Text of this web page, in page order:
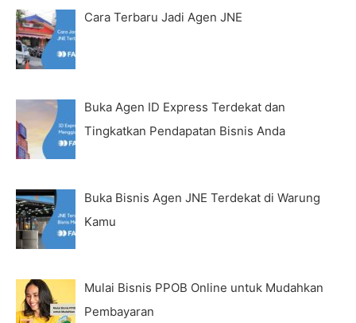
Cara Terbaru Jadi Agen JNE
Buka Agen ID Express Terdekat dan
Tingkatkan Pendapatan Bisnis Anda
Buka Bisnis Agen JNE Terdekat di Warung
Kamu
Mulai Bisnis PPOB Online untuk Mudahkan
Pembayaran